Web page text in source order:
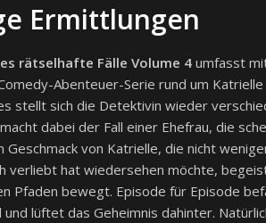
Ermittlungen
rätselhafte Fälle Volume 4 umfasst
Abenteuer-Serie rund um Katrielle
stellt sich die Detektivin wieder
dabei der Fall einer Ehefrau, die
Geschmack von Katrielle, die nicht
verliebt hat wiedersehen möchte,
Pfaden bewegt. Episode für Episode
und lüftet das Geheimnis dahinter.